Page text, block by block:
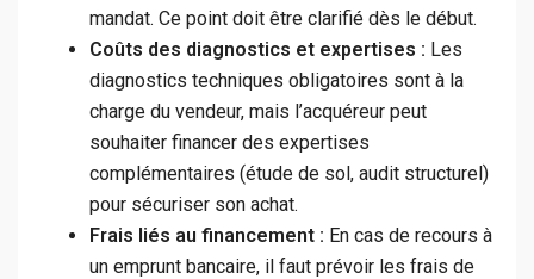
mandat. Ce point doit être clarifié dès le début.
Coûts des diagnostics et expertises : Les
diagnostics techniques obligatoires sont à la
charge du vendeur, mais l’acquéreur peut
souhaiter financer des expertises
complémentaires (étude de sol, audit structurel)
pour sécuriser son achat.
Frais liés au financement : En cas de recours à
un emprunt bancaire, il faut prévoir les frais de